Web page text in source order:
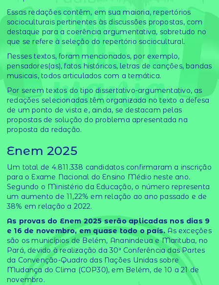
Essas redações contêm, em sua maioria, repertórios
socioculturais pertinentes às discussões propostas, com
destaque para a coerência argumentativa, sobretudo no
que se refere à seleção do repertório sociocultural.
Nesses textos, foram mencionados, por exemplo,
pensadores(as), fatos históricos, letras de canções, bandas
musicais, todos articulados com a temática.
Por serem textos do tipo dissertativo-argumentativo, as
redações selecionadas têm organizada no texto a defesa
de um ponto de vista e, ainda, se destacam pelas
propostas de solução do problema apresentada na
proposta da redação.
Enem 2025
Um total de 4.811.338 candidatos confirmaram a inscrição
para o Exame Nacional do Ensino Médio neste ano.
Segundo o Ministério da Educação, o número representa
um aumento de 11,22% em relação ao ano passado e de
38% em relação a 2022. ​​
​As provas do Enem 2025 serão aplicadas nos dias 9
e 16 de novembro, em quase todo o país. As exceções
são os municípios de Belém, Ananindeua e Marituba, no
Pará, devido à realização da 30ª Conferência das Partes
da Convenção-Quadro das Nações Unidas sobre
Mudança do Clima (COP30), em Belém, de 10 a 21 de
novembro.